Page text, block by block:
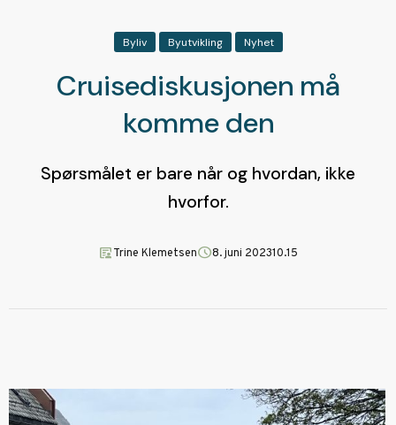
Byliv Byutvikling Nyhet
Cruisediskusjonen må
komme den
Spørsmålet er bare når og hvordan, ikke
hvorfor.
article_personTrine Klemetsenschedule8. juni 202310.15